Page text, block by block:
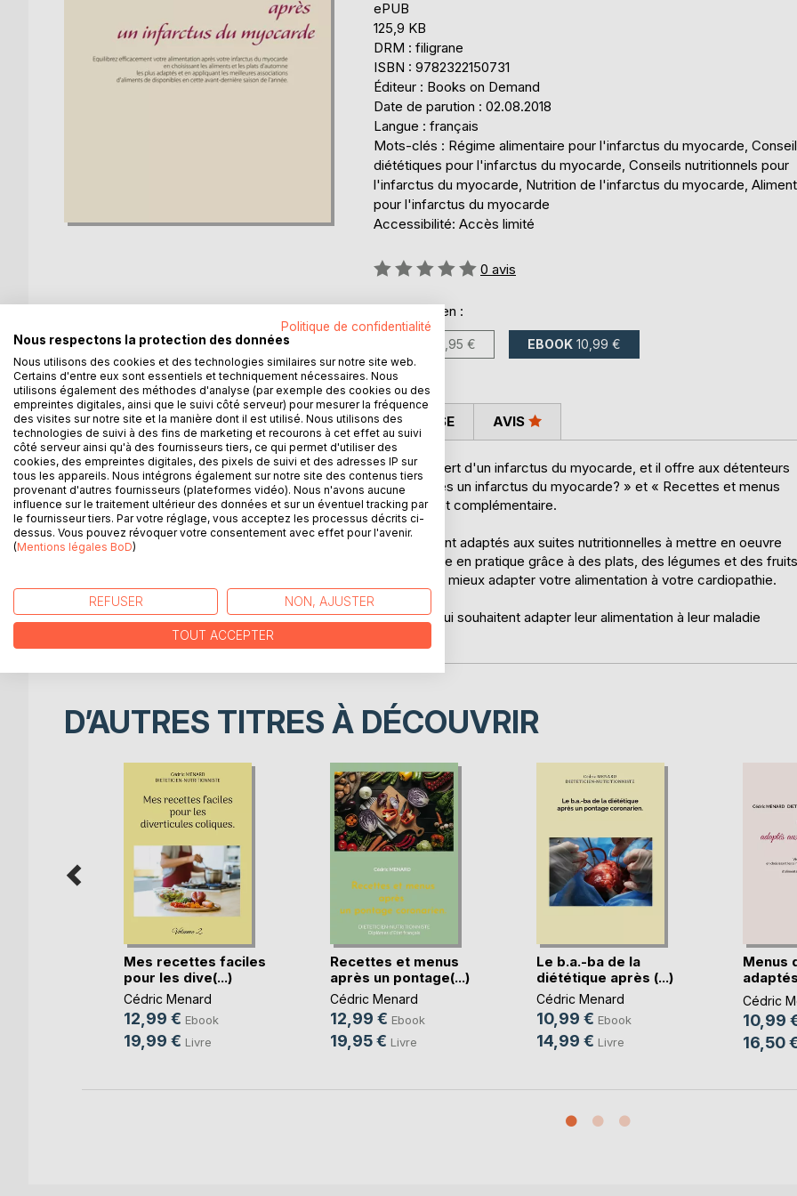
ePUB
125,9 KB
DRM : filigrane
ISBN : 9782322150731
Éditeur : Books on Demand
Date de parution : 02.08.2018
Langue : français
Mots-clés : Régime alimentaire pour l'infarctus du myocarde,
diététiques pour l'infarctus du myocarde, Conseils nutritionnels pour
l'infarctus du myocarde, Nutrition de l'infarctus du myocarde,
pour l'infarctus du myocarde
Accessibilité: Accès limité
Évaluation:
0 avis
Disponible en :
14,95 € EBOOK 10,99 €
DESCRIPTION
Cet ouvrage est dédié à toutes les personnes ayant souffert d'un infarctus du myocarde, et il offre aux détenteurs
des ouvrages du même auteur : « Quelle alimentation après un infarctus du myocarde? » et « Recettes et menus
après un infarctus du myocarde » un ouvrage parfaitement complémentaire.
L'auteur vous propose trois mois de menus spécifiquement adaptés aux suites nutritionnelles à mettre en oeuvre
après un infarctus du myocarde, tous très simples à mettre en pratique grâce à des plats, des légumes et des fruits
d'automne vous étant proposés, vous permettant ainsi de mieux adapter votre alimentation à votre cardiopathie.
Un ouvrage diététique de référence pour celles et ceux qui souhaitent adapter leur alimentation à leur maladie
AUTEUR(S) CRITIQUES PRESSE AVIS
D’AUTRES TITRES À DÉCOUVRIR
Mes recettes faciles
pour les dive(...)
Cédric Menard
12,99 € Ebook
19,99 € Livre
Recettes et menus
après un pontage(...)
Cédric Menard
12,99 € Ebook
19,95 € Livre
Le b.a.-ba de la
diététique après (...)
Cédric Menard
10,99 € Ebook
14,99 € Livre
Menus
Cédric
10,99
16,50
Politique de confidentialité
Nous respectons la protection des données
Nous utilisons des cookies et des technologies similaires sur notre site web.
Certains d'entre eux sont essentiels et techniquement nécessaires. Nous
utilisons également des méthodes d'analyse (par exemple des cookies ou des
empreintes digitales, ainsi que le suivi côté serveur) pour mesurer la fréquence
des visites sur notre site et la manière dont il est utilisé. Nous utilisons des
technologies de suivi à des fins de marketing et recourons à cet effet au suivi
côté serveur ainsi qu'à des fournisseurs tiers, ce qui permet d'utiliser des
cookies, des empreintes digitales, des pixels de suivi et des adresses IP sur
tous les appareils. Nous intégrons également sur notre site des contenus tiers
provenant d'autres fournisseurs (plateformes vidéo). Nous n'avons aucune
influence sur le traitement ultérieur des données et sur un éventuel tracking par
le fournisseur tiers. Par votre réglage, vous acceptez les processus décrits ci-
dessus. Vous pouvez révoquer votre consentement avec effet pour l'avenir.
(Mentions légales BoD)
REFUSER NON, AJUSTER
TOUT ACCEPTER